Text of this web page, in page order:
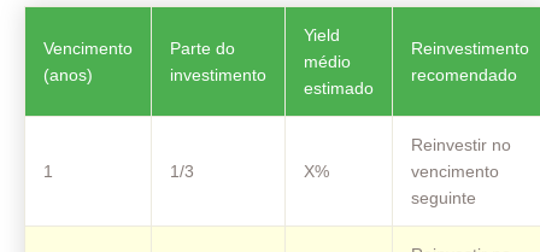
Vencimento
(anos)
Parte do
investimento
Yield
médio
estimado
Reinvestimento
recomendado
1 1/3 X%
Reinvestir no
vencimento
seguinte